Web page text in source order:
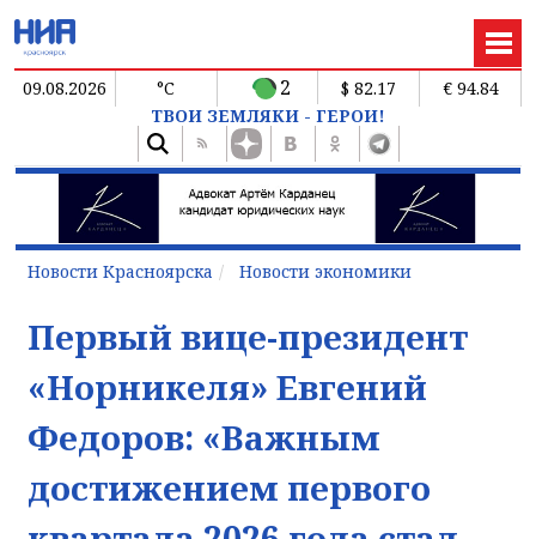
09.08.2026 °C 2 $ 82.17
€ 94.84
ТВОИ ЗЕМЛЯКИ - ГЕРОИ!
Новости Красноярска Новости экономики
Первый вице-президент
«Норникеля» Евгений
Федоров: «Важным
достижением первого